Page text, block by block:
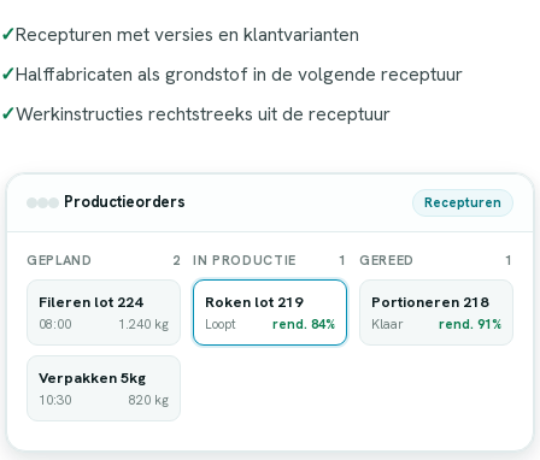
Recepturen met versies en klantvarianten
Halffabricaten als grondstof in de volgende receptuur
Werkinstructies rechtstreeks uit de receptuur
Productieorders Recepturen
GEPLAND 2
Fileren lot 224
08:00 1.240 kg
Verpakken 5kg
10:30 820 kg
IN PRODUCTIE 1
Roken lot 219
Loopt rend. 84%
GEREED 1
Portioneren 218
Klaar rend. 91%